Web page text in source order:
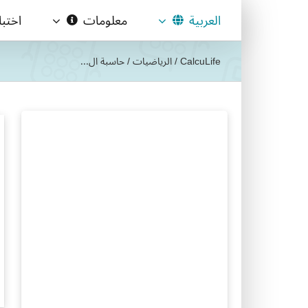
العربية معلومات
CalcuLife
/الرياضيات/حاسبة ال...